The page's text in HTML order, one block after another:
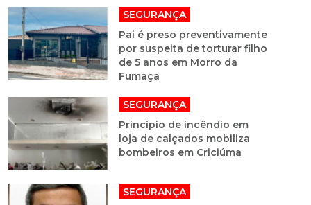
SEGURANÇA
Pai é preso preventivamente
por suspeita de torturar filho
de 5 anos em Morro da
Fumaça
SEGURANÇA
Princípio de incêndio em
loja de calçados mobiliza
bombeiros em Criciúma
SEGURANÇA